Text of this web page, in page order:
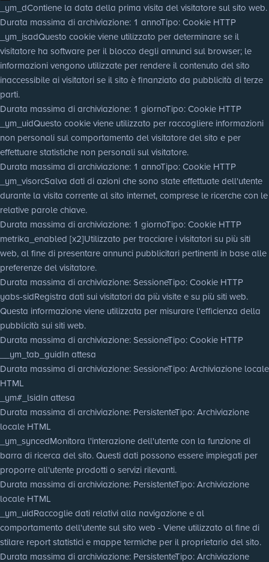
_ym_dContiene la data della prima visita del visitatore sul sito web.
Durata massima di archiviazione: 1 annoTipo: Cookie HTTP
_ym_isadQuesto cookie viene utilizzato per determinare se il
visitatore ha software per il blocco degli annunci sul browser; le
informazioni vengono utilizzate per rendere il contenuto del sito
inaccessibile ai visitatori se il sito è finanziato da pubblicità di terze
parti.
Durata massima di archiviazione: 1 giornoTipo: Cookie HTTP
_ym_uidQuesto cookie viene utilizzato per raccogliere informazioni
non personali sul comportamento del visitatore del sito e per
effettuare statistiche non personali sul visitatore.
Durata massima di archiviazione: 1 annoTipo: Cookie HTTP
_ym_visorcSalva dati di azioni che sono state effettuate dell'utente
durante la visita corrente al sito internet, comprese le ricerche con le
relative parole chiave.
Durata massima di archiviazione: 1 giornoTipo: Cookie HTTP
metrika_enabled [x2]Utilizzato per tracciare i visitatori su più siti
web, al fine di presentare annunci pubblicitari pertinenti in base alle
preferenze del visitatore.
Durata massima di archiviazione: SessioneTipo: Cookie HTTP
yabs-sidRegistra dati sui visitatori da più visite e su più siti web.
Questa informazione viene utilizzata per misurare l'efficienza della
pubblicità sui siti web.
Durata massima di archiviazione: SessioneTipo: Cookie HTTP
__ym_tab_guidIn attesa
Durata massima di archiviazione: SessioneTipo: Archiviazione locale
HTML
_ym#_lsidIn attesa
Durata massima di archiviazione: PersistenteTipo: Archiviazione
locale HTML
_ym_syncedMonitora l'interazione dell'utente con la funzione di
barra di ricerca del sito. Questi dati possono essere impiegati per
proporre all'utente prodotti o servizi rilevanti.
Durata massima di archiviazione: PersistenteTipo: Archiviazione
locale HTML
_ym_uidRaccoglie dati relativi alla navigazione e al
comportamento dell'utente sul sito web - Viene utilizzato al fine di
stilare report statistici e mappe termiche per il proprietario del sito.
Durata massima di archiviazione: PersistenteTipo: Archiviazione